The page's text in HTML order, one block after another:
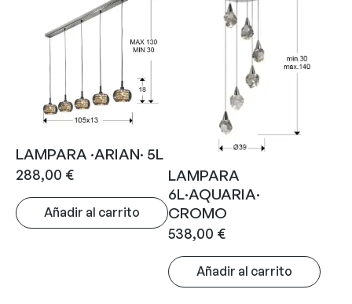
LAMPARA ·ARIAN· 5L
288,00 €
Añadir al carrito
LAMPARA
6L·AQUARIA·
CROMO
538,00 €
Añadir al carrito